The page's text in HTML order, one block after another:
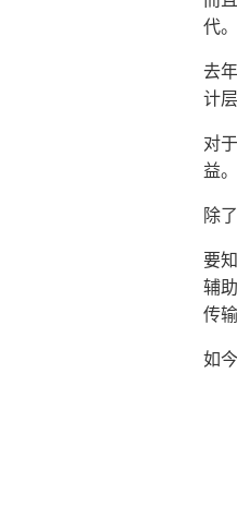
代。
去
计
对
益。
除
要
辅
传
如